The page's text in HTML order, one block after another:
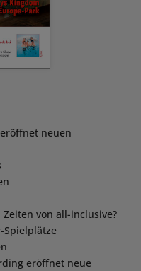
neuen
von all-inclusive?
Spielplätze
eröffnet neue